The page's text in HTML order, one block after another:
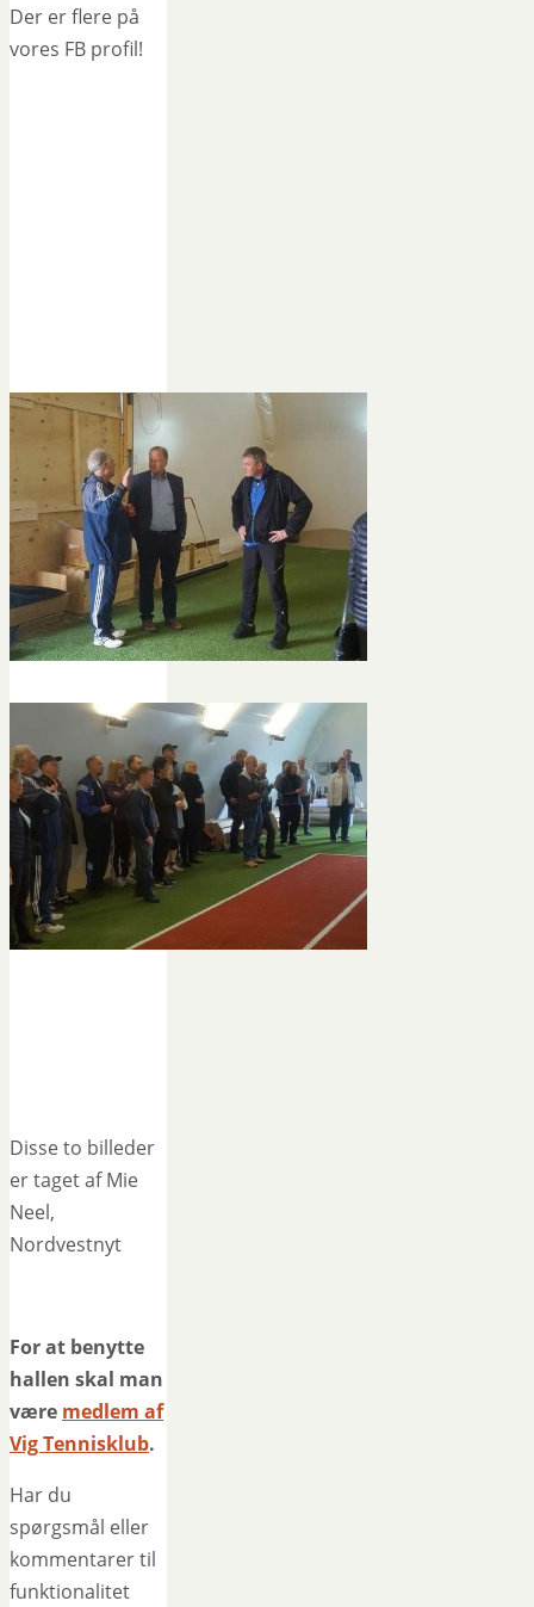
Der er flere på
vores FB profil!
Disse to billeder
er taget af Mie
Neel,
Nordvestnyt
For at benytte
hallen skal man
være medlem af
Vig Tennisklub.
Har du
spørgsmål eller
kommentarer til
funktionalitet